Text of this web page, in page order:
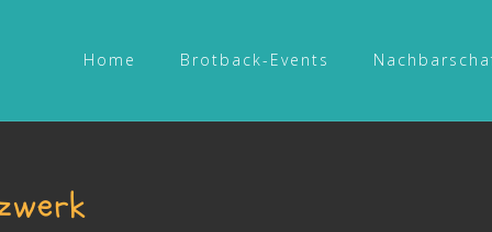
Home Brotback-Events